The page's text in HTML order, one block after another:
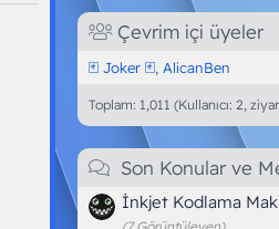
Çevrim içi üyeler
🃏 Joker 🃏 AlicanBen
Toplam: 1,011 (Kullanıcı: 2,
Son Konular ve
İnkjet Kodlama